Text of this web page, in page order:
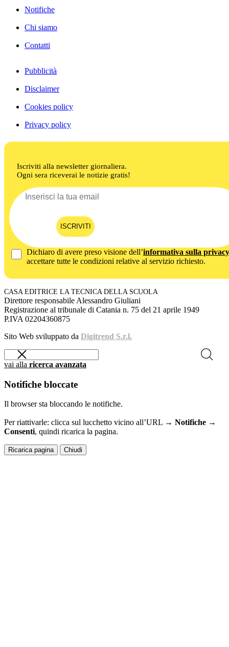
Notifiche
Chi siamo
Contatti
Pubblicità
Disclaimer
Cookies policy
Privacy policy
Iscriviti alla newsletter giornaliera.
Ogni sera riceverai le notizie gratis!
ISCRIVITI
Dichiaro di avere preso visione dell’informativa sulla privacy
accettare tutte le condizioni relative al servizio richiesto.
CASA EDITRICE LA TECNICA DELLA SCUOLA
Direttore responsabile Alessandro Giuliani
Registrazione al tribunale di Catania n. 75 del 21 aprile 1949
P.IVA 02204360875
Sito Web sviluppato da Digitrend S.r.l.
vai alla ricerca avanzata
Notifiche bloccate
Il browser sta bloccando le notifiche.
Per riattivarle: clicca sul lucchetto vicino all’URL → Notifiche →
Consenti, quindi ricarica la pagina.
Ricarica pagina Chiudi